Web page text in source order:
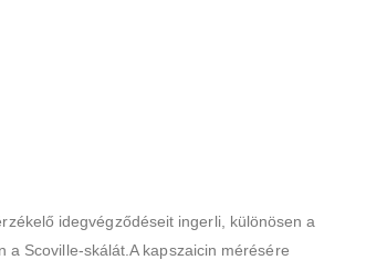
idegvégződéseit ingerli, különösen a
Scoville-skálát.A kapszaicin mérésére